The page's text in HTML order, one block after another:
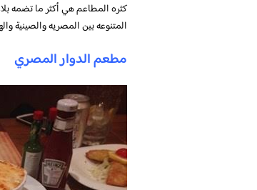
كثره المطاعم هي أكثر ما تضمه
المتنوعه بين المصريه والصينية
مطعم الدوار المصري